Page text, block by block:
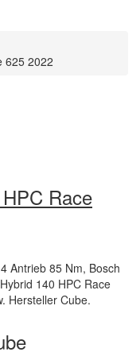
625 2022
Race
Antrieb 85 Nm, Bosch
140 HPC Race
Hersteller Cube.